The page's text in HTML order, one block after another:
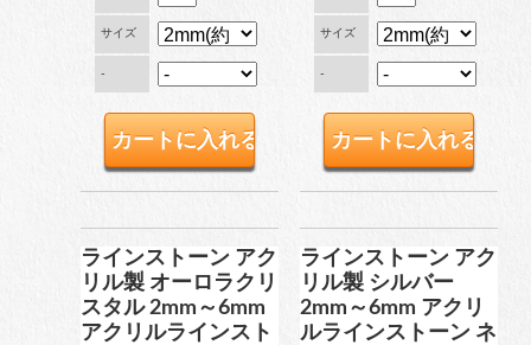
コットン風アクリルパー
ル
缶バッジカバー
サイズ
-
サイズ
-
ラインストーン アク
リル製 オーロラクリ
スタル 2mm～6mm
アクリルラインスト
ラインストーン アク
リル製 シルバー
2mm～6mm アクリ
ルラインストーン ネ